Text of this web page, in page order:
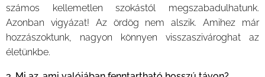
számos kellemetlen szokástól megszabadulhatunk.
Azonban vigyázat! Az ördög nem alszik. Amihez már
hozzászoktunk, nagyon könnyen visszaszivároghat az
életünkbe.